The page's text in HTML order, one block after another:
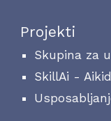
Projekti
Skupina za
SkillAi -